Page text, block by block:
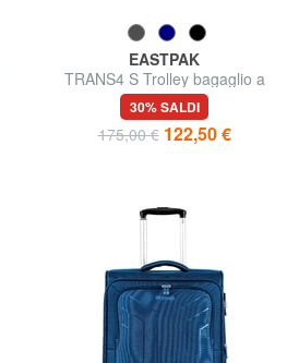
EASTPAK
TRANS4 S Trolley bagaglio a
mano
30% SALDI
175,00 € 122,50 €